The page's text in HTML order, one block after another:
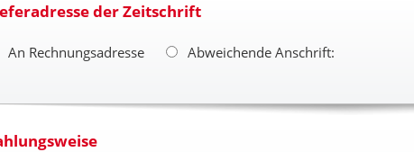
der Zeitschrift
An Rechnungsadresse Abweichende Anschrift: